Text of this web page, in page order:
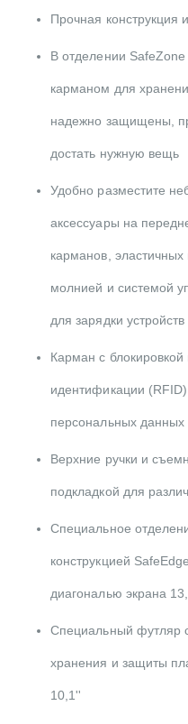
Прочная конструкция
В отделении
карманом для
надежно защищены,
достать нужную вещь
Удобно разместите
аксессуары на
карманов, эластичных
молнией и системой
для зарядки
Карман с
идентификации
персональных данных
Верхние ручки и
подкладкой для
Специальное
конструкцией
диагональю экрана
Специальный футляр
хранения и защиты
10,1''